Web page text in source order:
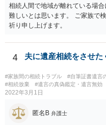
相続人間で地域が離れている場
難しいとは思います。 ご家族で
祈り申し上げます。
4 夫に遺産相続をさせた
#家族間の相続トラブル #自筆証書遺言
#相続放棄
#遺言の真偽鑑定・遺言無効
2022年3月1日
匿名B 弁護士